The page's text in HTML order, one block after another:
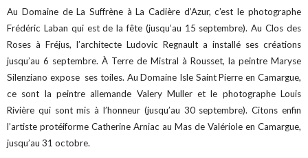
Au Domaine de La Suffrène à La Cadière d’Azur, c’est le photographe
Frédéric Laban qui est de la fête (jusqu’au 15 septembre). Au Clos des
Roses à Fréjus, l’architecte Ludovic Regnault a installé ses créations
jusqu’au 6 septembre. À Terre de Mistral à Rousset, la peintre Maryse
Silenziano expose ses toiles. Au Domaine Isle Saint Pierre en Camargue,
ce sont la peintre allemande Valery Muller et le photographe Louis
Rivière qui sont mis à l’honneur (jusqu’au 30 septembre). Citons enfin
l’artiste protéiforme Catherine Arniac au Mas de Valériole en Camargue,
jusqu’au 31 octobre.